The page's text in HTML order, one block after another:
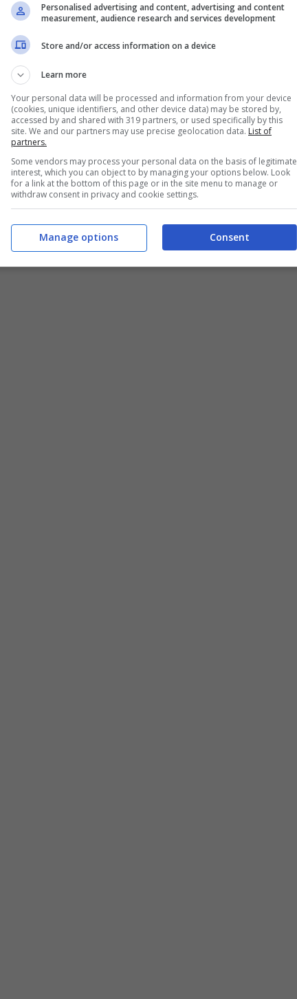
Personalised advertising and content, advertising and content
measurement, audience research and services development
Store and/or access information on a device
Learn more
Your personal data will be processed and information from your device
(cookies, unique identifiers, and other device data) may be stored by,
accessed by and shared with 319 partners, or used specifically by this
site. We and our partners may use precise geolocation data. List of
partners.
Some vendors may process your personal data on the basis of legitimate
interest, which you can object to by managing your options below. Look
for a link at the bottom of this page or in the site menu to manage or
withdraw consent in privacy and cookie settings.
Consent
Manage options